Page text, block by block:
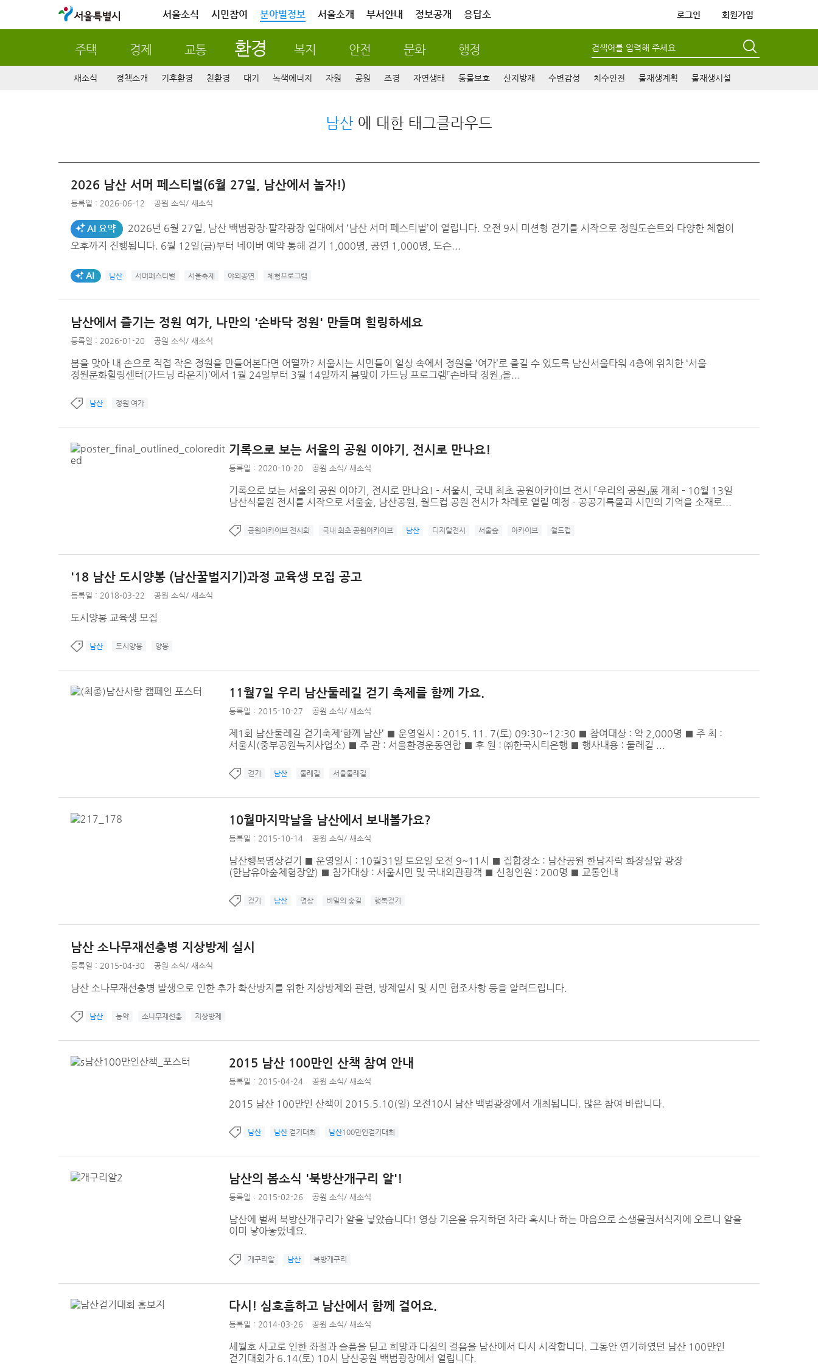
서울특별시 서울소식 시민참여 분야별정보 서울소개 부서안내 정보공개 응답소 로그인 회원가입
주택 경제 교통 환경 복지 안전 문화 행정 검색어를 입력해 주세요
새소식 정책소개 기후환경 친환경 대기 녹색에너지 자원 공원 조경 자연생태 동물보호 산지방재 수변감성 치수안전 물재생계획 물재생시설
남산 에 대한 태그클라우드
2026 남산 서머 페스티벌(6월 27일, 남산에서 놀자!)
등록일 : 2026-06-12 공원 소식/ 새소식
AI 요약
2026년 6월 27일, 남산 백범광장·팔각광장 일대에서 ‘남산 서머 페스티벌’이 열립니다. 오전 9시 미션형 걷기를 시작으로 정원도슨트와 다양한 체험이
오후까지 진행됩니다. 6월 12일(금)부터 네이버 예약 통해 걷기 1,000명, 공연 1,000명, 도슨...
AI생성태그 남산 서머페스티벌 서울축제 야외공연 체험프로그램
남산에서 즐기는 정원 여가, 나만의 '손바닥 정원' 만들며 힐링하세요
등록일 : 2026-01-20 공원 소식/ 새소식
봄을 맞아 내 손으로 직접 작은 정원을 만들어본다면 어떨까? 서울시는 시민들이 일상 속에서 정원을 ‘여가’로 즐길 수 있도록 남산서울타워 4층에 위치한 ‘서울
정원문화힐링센터(가드닝 라운지)’에서 1월 24일부터 3월 14일까지 봄맞이 가드닝 프로그램「손바닥 정원」을...
남산 정원 여가
기록으로 보는 서울의 공원 이야기, 전시로 만나요!
등록일 : 2020-10-20 공원 소식/ 새소식
기록으로 보는 서울의 공원 이야기, 전시로 만나요! - 서울시, 국내 최초 공원아카이브 전시 「우리의 공원」展 개최 - 10월 13일
남산식물원 전시를 시작으로 서울숲, 남산공원, 월드컵 공원 전시가 차례로 열릴 예정 - 공공기록물과 시민의 기억을 소재로...
공원아카이브 전시회 국내 최초 공원아카이브 남산 디지털전시 서울숲 아카이브 월드컵
'18 남산 도시양봉 (남산꿀벌지기)과정 교육생 모집 공고
등록일 : 2018-03-22 공원 소식/ 새소식
도시양봉 교육생 모집
남산 도시양봉 양봉
11월7일 우리 남산둘레길 걷기 축제를 함께 가요.
등록일 : 2015-10-27 공원 소식/ 새소식
제1회 남산둘레길 걷기축제‘함께 남산’ ■ 운영일시 : 2015. 11. 7(토) 09:30~12:30 ■ 참여대상 : 약 2,000명 ■ 주 최 :
서울시(중부공원녹지사업소) ■ 주 관 : 서울환경운동연합 ■ 후 원 : ㈜한국시티은행 ■ 행사내용 : 둘레길 ...
걷기 남산 둘레길 서울둘레길
10월마지막날을 남산에서 보내볼가요?
등록일 : 2015-10-14 공원 소식/ 새소식
남산행복명상걷기 ■ 운영일시 : 10월31일 토요일 오전 9~11시 ■ 집합장소 : 남산공원 한남자락 화장실앞 광장
(한남유아숲체험장앞) ■ 참가대상 : 서울시민 및 국내외관광객 ■ 신청인원 : 200명 ■ 교통안내
걷기 남산 명상 비밀의 숲길 행복걷기
남산 소나무재선충병 지상방제 실시
등록일 : 2015-04-30 공원 소식/ 새소식
남산 소나무재선충병 발생으로 인한 추가 확산방지를 위한 지상방제와 관련, 방제일시 및 시민 협조사항 등을 알려드립니다.
남산 농약 소나무재선충 지상방제
2015 남산 100만인 산책 참여 안내
등록일 : 2015-04-24 공원 소식/ 새소식
2015 남산 100만인 산책이 2015.5.10(일) 오전10시 남산 백범광장에서 개최됩니다. 많은 참여 바랍니다.
남산 남산 걷기대회 남산100만인걷기대회
남산의 봄소식 '북방산개구리 알'!
등록일 : 2015-02-26 공원 소식/ 새소식
남산에 벌써 북방산개구리가 알을 낳았습니다! 영상 기온을 유지하던 차라 혹시나 하는 마음으로 소생물권서식지에 오르니 알을
이미 낳아놓았네요.
개구리알 남산 북방개구리
다시! 심호흡하고 남산에서 함께 걸어요.
등록일 : 2014-03-26 공원 소식/ 새소식
세월호 사고로 인한 좌절과 슬픔을 딛고 희망과 다짐의 걸음을 남산에서 다시 시작합니다. 그동안 연기하였던 남산 100만인
걷기대회가 6.14(토) 10시 남산공원 백범광장에서 열립니다.